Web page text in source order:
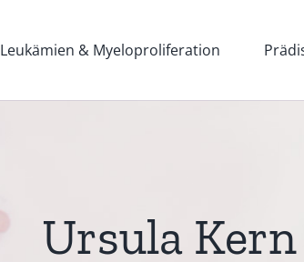
Leukämien & Myeloproliferation
Ursula Kern